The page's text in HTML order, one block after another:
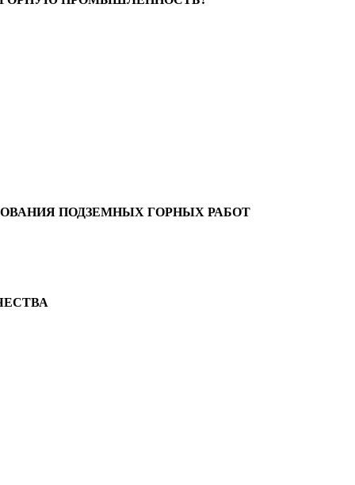
ПОДЗЕМНЫХ ГОРНЫХ РАБОТ